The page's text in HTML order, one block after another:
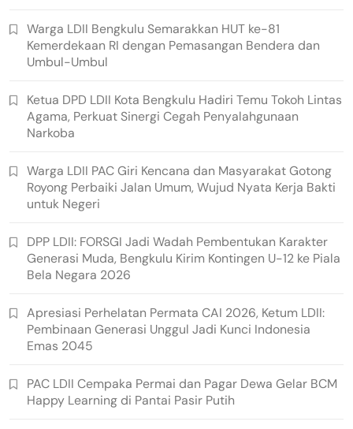
Warga LDII Bengkulu Semarakkan HUT ke-81
Kemerdekaan RI dengan Pemasangan Bendera dan
Umbul-Umbul
Ketua DPD LDII Kota Bengkulu Hadiri Temu Tokoh Lintas
Agama, Perkuat Sinergi Cegah Penyalahgunaan
Narkoba
Warga LDII PAC Giri Kencana dan Masyarakat Gotong
Royong Perbaiki Jalan Umum, Wujud Nyata Kerja Bakti
untuk Negeri
DPP LDII: FORSGI Jadi Wadah Pembentukan Karakter
Generasi Muda, Bengkulu Kirim Kontingen U-12 ke Piala
Bela Negara 2026
Apresiasi Perhelatan Permata CAI 2026, Ketum LDII:
Pembinaan Generasi Unggul Jadi Kunci Indonesia
Emas 2045
PAC LDII Cempaka Permai dan Pagar Dewa Gelar BCM
Happy Learning di Pantai Pasir Putih